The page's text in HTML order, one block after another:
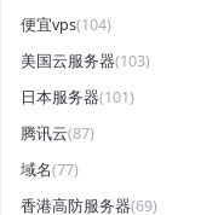
便宜vps(104)
美国云服务器(103)
日本服务器(101)
腾讯云(87)
域名(77)
香港高防服务器(69)